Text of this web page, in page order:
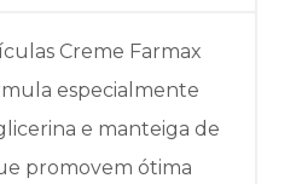
Creme Farmax
especialmente
e manteiga de
promovem ótima